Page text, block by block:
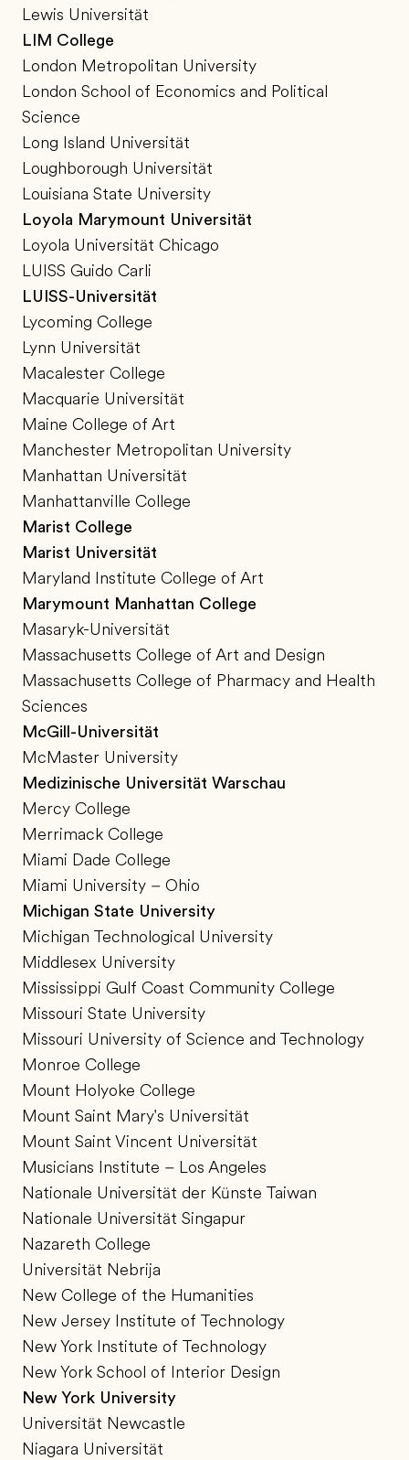
Lewis Universität
LIM College
London Metropolitan University
London School of Economics and Political
Science
Long Island Universität
Loughborough Universität
Louisiana State University
Loyola Marymount Universität
Loyola Universität Chicago
LUISS Guido Carli
LUISS-Universität
Lycoming College
Lynn Universität
Macalester College
Macquarie Universität
Maine College of Art
Manchester Metropolitan University
Manhattan Universität
Manhattanville College
Marist College
Marist Universität
Maryland Institute College of Art
Marymount Manhattan College
Masaryk-Universität
Massachusetts College of Art and Design
Massachusetts College of Pharmacy and Health
Sciences
McGill-Universität
McMaster University
Medizinische Universität Warschau
Mercy College
Merrimack College
Miami Dade College
Miami University – Ohio
Michigan State University
Michigan Technological University
Middlesex University
Mississippi Gulf Coast Community College
Missouri State University
Missouri University of Science and Technology
Monroe College
Mount Holyoke College
Mount Saint Mary's Universität
Mount Saint Vincent Universität
Musicians Institute – Los Angeles
Nationale Universität der Künste Taiwan
Nationale Universität Singapur
Nazareth College
Universität Nebrija
New College of the Humanities
New Jersey Institute of Technology
New York Institute of Technology
New York School of Interior Design
New York University
Universität Newcastle
Niagara Universität